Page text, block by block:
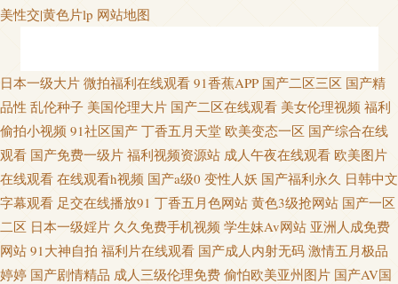
美性交|黄色片lp 网站地图
波多野吉衣A片 91观看国产白丝 久久在线青青草 青娱乐91国产 日韩色图影
院 日日夜夜欢毛片 在线51偷拍 91视频线上网站 www香蕉视频 草草影院限制
国产精品香蕉国产 久久在6 91N视频免费看 成人含羞草网站 老司机123AV 91
大神精品在线 成人永久免费 黄色片网站免费 人妖射精视频 日本有码社区 五
月婷婷色导航 超碰成人国产 丰满人妻一区二区 国产少妇高潮视频 九一入口
日本一级大片 微拍福利在线观看 91香蕉APP 国产二区三区 国产精
品性 乱伦种子 美国伦理大片 国产二区在线观看 美女伦理视频 福利
偷拍小视频 91社区国产 丁香五月天堂 欧美变态一区 国产综合在线
观看 国产免费一级片 福利视频资源站 成人午夜在线观看 欧美图片
在线观看 在线观看h视频 国产a级0 变性人妖 国产福利永久 日韩中文
字幕观看 足交在线播放91 丁香五月色网站 黄色3级抢网站 国产一区
二区 日本一级婬片 久久免费手机视频 学生妹Av网站 亚洲人成免费
网站 91大神自拍 福利片在线观看 国产成人内射无码 激情五月极品
婷婷 国产剧情精品 成人三级伦理免费 偷怕欧美亚州图片 国产AV国